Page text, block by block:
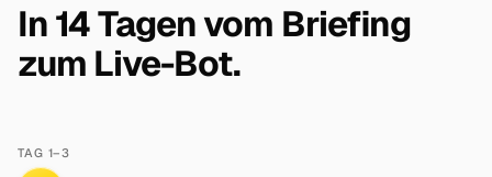
In 14 Tagen vom Briefing
zum Live-Bot.
TAG 1–3